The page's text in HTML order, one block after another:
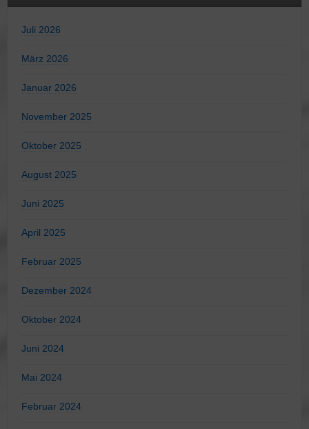
Juli 2026
März 2026
Januar 2026
November 2025
Oktober 2025
August 2025
Juni 2025
April 2025
Februar 2025
Dezember 2024
Oktober 2024
Juni 2024
Mai 2024
Februar 2024